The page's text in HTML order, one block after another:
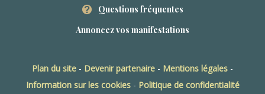
Questions fréquentes
Annoncez vos manifestations
Plan du site - Devenir partenaire - Mentions légales -
Information sur les cookies- Politique de confidentialité